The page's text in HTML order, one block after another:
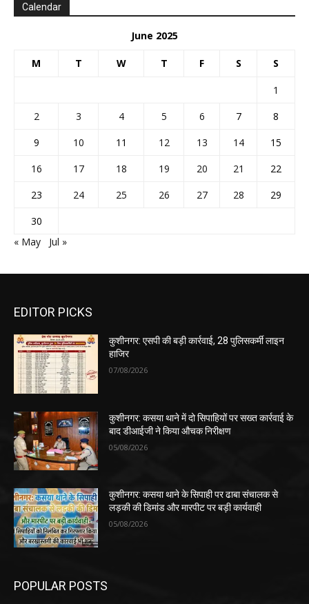
Calendar
June 2025
M T W T F S S
1
2
3 4 5 6 7
8
9
10 11 12 13 14
15
16
17 18 19 20 21
22
23
24 25 26 27 28
29
30
« May
Jul »
EDITOR PICKS
कुशीनगर: एसपी की बड़ी कार्रवाई, 28 पुलिसकर्मी लाइन
हाजिर
07/08/2026
कुशीनगर: कसया थाने में दो सिपाहियों पर सख्त कार्रवाई के
बाद डीआईजी ने किया औचक निरीक्षण
05/08/2026
कुशीनगर: कसया थाने के सिपाही पर ढाबा संचालक से
लड़की की डिमांड और मारपीट पर बड़ी कार्यवाही
05/08/2026
POPULAR POSTS